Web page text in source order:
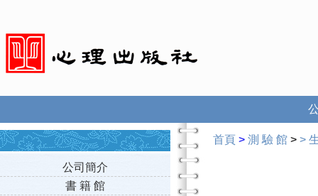
公司簡介
書 籍 館
首頁 > 測 驗 館 > >